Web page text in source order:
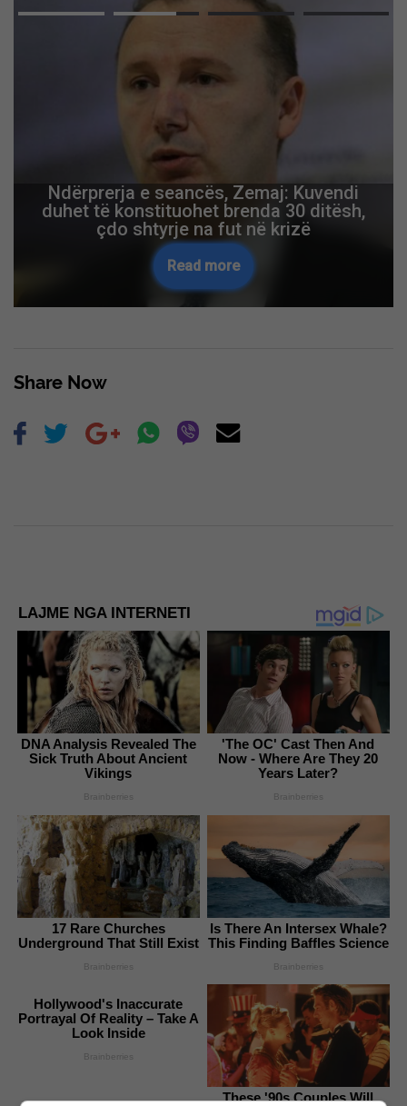
Ndërprerja e seancës, Zemaj: Kuvendi
duhet të konstituohet brenda 30 ditësh,
çdo shtyrje na fut në krizë
Read more
Share Now
LAJME NGA INTERNETI
DNA Analysis Revealed The
Sick Truth About Ancient
Vikings
Brainberries
'The OC' Cast Then And
Now - Where Are They 20
Years Later?
Brainberries
17 Rare Churches
Underground That Still Exist
Brainberries
Is There An Intersex Whale?
This Finding Baffles Science
Brainberries
Hollywood's Inaccurate
Portrayal Of Reality – Take A
Look Inside
Brainberries
These '90s Couples Will